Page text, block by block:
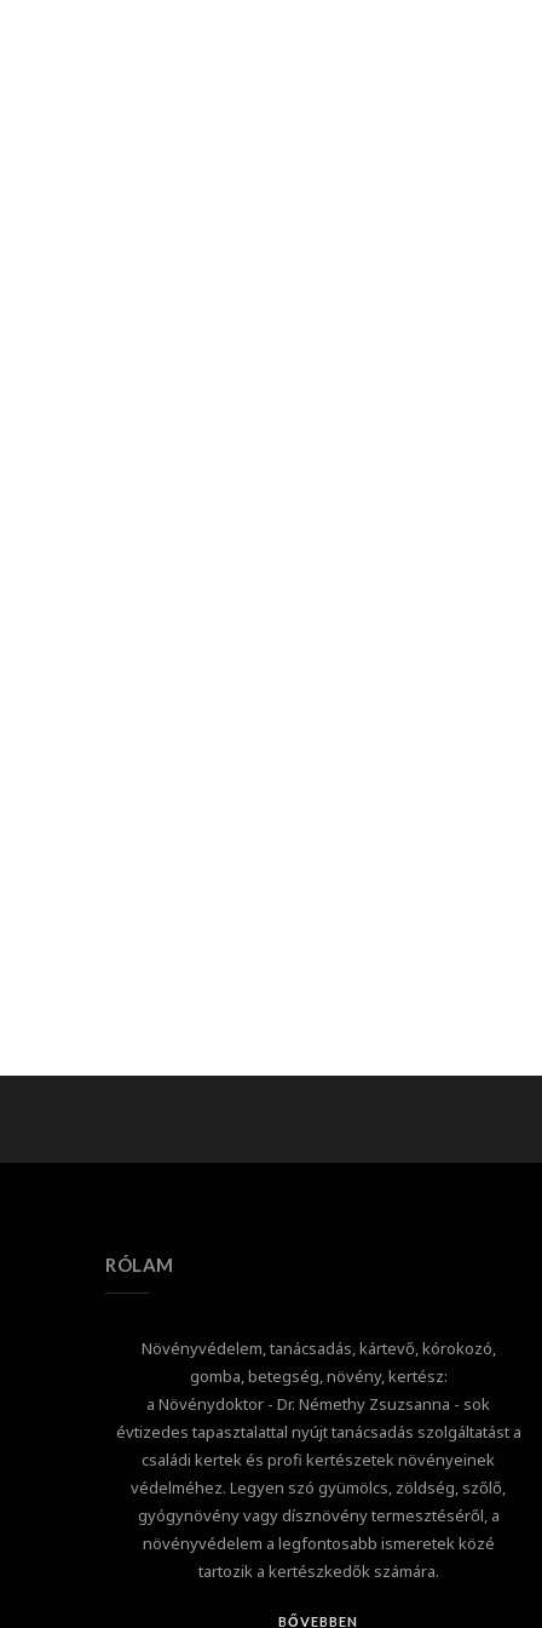
RÓLAM
Növényvédelem, tanácsadás, kártevő, kórokozó,
gomba, betegség, növény, kertész:
a Növénydoktor - Dr. Némethy Zsuzsanna - sok
évtizedes tapasztalattal nyújt tanácsadás szolgáltatást a
családi kertek és profi kertészetek növényeinek
védelméhez. Legyen szó gyümölcs, zöldség, szőlő,
gyógynövény vagy dísznövény termesztéséről, a
növényvédelem a legfontosabb ismeretek közé
tartozik a kertészkedők számára.
BŐVEBBEN